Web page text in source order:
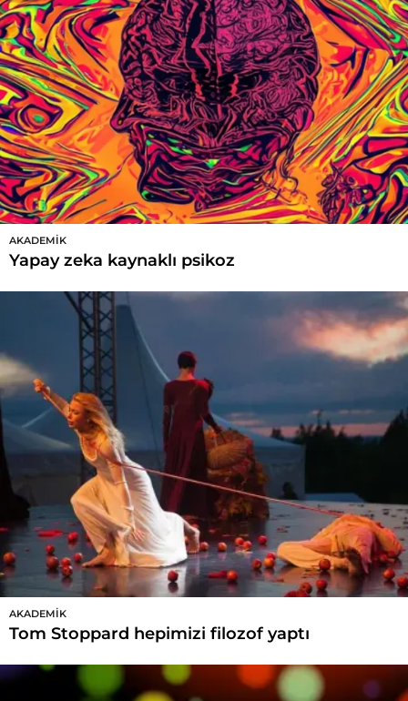
AKADEMIK
Yapay zeka kaynaklı psikoz
AKADEMIK
Tom Stoppard hepimizi filozof yaptı